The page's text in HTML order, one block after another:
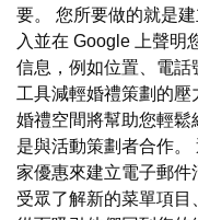
要。 您所要做的就是
入並在 Google 上聲明
信息，例如位置、電話
工具減輕婚禮策劃的
婚禮空間將幫助您輕
是與活動策劃者合作
家優惠來建立電子郵件
受眾了解新的菜單項目